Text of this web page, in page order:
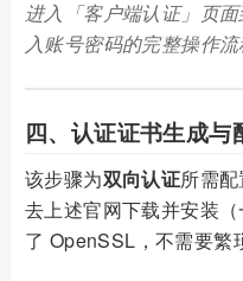
进入「客户端认证」页
入账号密码的完整操作流
四、认证证书生成与
该步骤为双向认证所需
去上述官网下载并安装
了 OpenSSL，不需要繁